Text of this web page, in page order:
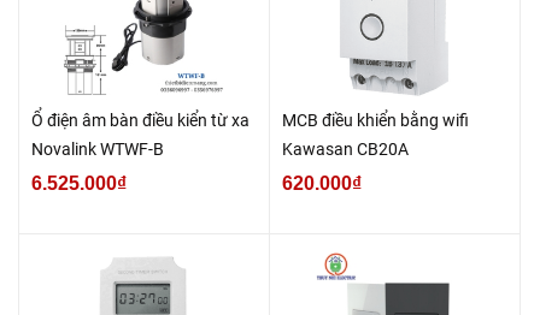
Ổ điện âm bàn điều kiển từ xa
Novalink WTWF-B
6.525.000₫
MCB điều khiển bằng wifi
Kawasan CB20A
620.000₫